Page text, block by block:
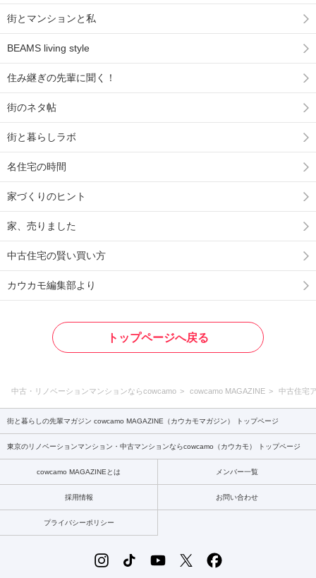
街とマンションと私
BEAMS living style
住み継ぎの先輩に聞く！
街のネタ帖
街と暮らしラボ
名住宅の時間
家づくりのヒント
家、売りました
中古住宅の賢い買い方
カウカモ編集部より
トップページへ戻る
中古・リノベーションマンションならcowcamo cowcamo MAGAZINE 中古住宅
街と暮らしの先輩マガジン cowcamo MAGAZINE（カウカモマガジン） トップページ
東京のリノベーションマンション・中古マンションならcowcamo（カウカモ） トップページ
cowcamo MAGAZINEとは メンバー一覧
採用情報 お問い合わせ
プライバシーポリシー